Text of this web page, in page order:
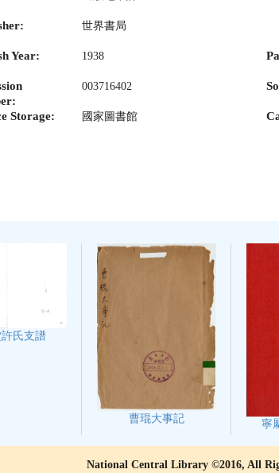
世界書局
Year: 1938
003716402
Storage: 國家圖書館
許氏支譜
曹琨大事記 寧
National Central Library ©2016, All